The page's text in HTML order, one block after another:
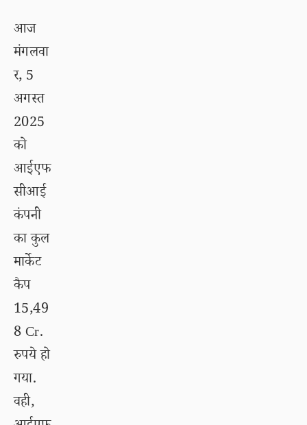
आज
मंगलवा
र, 5
अगस्त
2025
को
आईएफ
सीआई
कंपनी
का कुल
मार्केट
कैप
15,49
8 Cr.
रुपये हो
गया.
वही,